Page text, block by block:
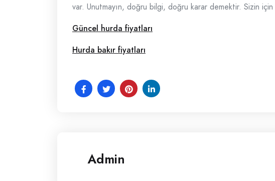
var. Unutmayın, doğru bilgi, doğru karar demektir. Sizin
Güncel hurda fiyatları
Hurda bakır fiyatları
Admin